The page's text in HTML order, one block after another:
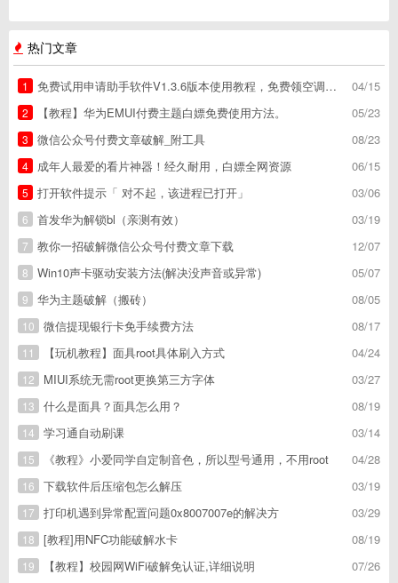
热门文章
04/15
1
免费试用申请助手软件V1.3.6版本使用教程，免费领空调冰箱，附下载地址
05/23
2
【教程】华为EMUI付费主题白嫖免费使用方法。
08/23
3
微信公众号付费文章破解_附工具
06/15
4
成年人最爱的看片神器！经久耐用，白嫖全网资源
03/06
5
打开软件提示「 对不起，该进程已打开」
03/19
6
首发华为解锁bl（亲测有效）
12/07
7
教你一招破解微信公众号付费文章下载
05/07
8
Win10声卡驱动安装方法(解决没声音或异常)
08/05
9
华为主题破解（搬砖）
08/17
10
微信提现银行卡免手续费方法
04/24
11
【玩机教程】面具root具体刷入方式
03/27
12
MIUI系统无需root更换第三方字体
08/19
13
什么是面具？面具怎么用？
03/14
14
学习通自动刷课
04/28
15
《教程》小爱同学自定制音色，所以型号通用，不用root
03/19
16
下载软件后压缩包怎么解压
03/29
17
打印机遇到异常配置问题0x8007007e的解决方
08/19
18
[教程]用NFC功能破解水卡
07/26
19
【教程】校园网WiFi破解免认证,详细说明